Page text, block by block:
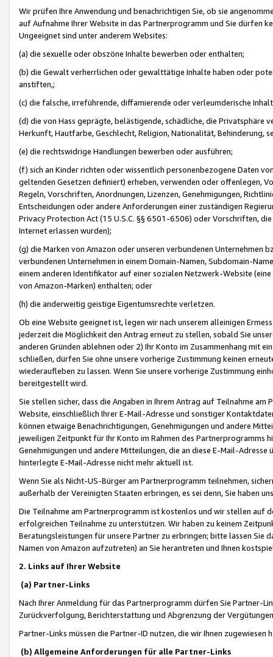
Wir prüfen Ihre Anwendung und benachrichtigen Sie, ob sie
auf Aufnahme Ihrer Website in das Partnerprogramm und Sie dürfen
Ungeeignet sind unter anderem Websites:
(a) die sexuelle oder obszöne Inhalte bewerben oder enthalten;
(b) die Gewalt verherrlichen oder gewalttätige Inhalte haben oder
anstiften,;
(c) die falsche, irreführende, diffamierende oder verleumderische
(d) die von Hass geprägte, belästigende, schädliche, die Privatsphäre
Herkunft, Hautfarbe, Geschlecht, Religion, Nationalität, Behinderung,
(e) die rechtswidrige Handlungen bewerben oder ausführen;
(f) sich an Kinder richten oder wissentlich personenbezogene Daten
geltenden Gesetzen definiert) erheben, verwenden oder offenlegen,
Regeln, Vorschriften, Anordnungen, Lizenzen, Genehmigungen,
Entscheidungen oder andere Anforderungen einer zuständigen
Privacy Protection Act (15 U.S.C. §§ 6501-6506) oder Vorschriften,
Internet erlassen wurden);
(g) die Marken von Amazon oder unseren verbundenen Unternehmen
verbundenen Unternehmen in einem Domain-Namen, Subdomain-
einem anderen Identifikator auf einer sozialen Netzwerk-Website
von Amazon-Marken) enthalten; oder
(h) die anderweitig geistige Eigentumsrechte verletzen.
Ob eine Website geeignet ist, legen wir nach unserem alleinigen
jederzeit die Möglichkeit den Antrag erneut zu stellen, sobald Sie
anderen Gründen ablehnen oder 2) Ihr Konto im Zusammenhang mit
schließen, dürfen Sie ohne unsere vorherige Zustimmung keinen
wiederaufleben zu lassen. Wenn Sie unsere vorherige Zustimmung
bereitgestellt wird.
Sie stellen sicher, dass die Angaben in Ihrem Antrag auf Teilnahme
Website, einschließlich Ihrer E-Mail-Adresse und sonstiger
können etwaige Benachrichtigungen, Genehmigungen und andere
jeweiligen Zeitpunkt für Ihr Konto im Rahmen des Partnerprogramms
Genehmigungen und andere Mitteilungen, die an diese E-Mail-
hinterlegte E-Mail-Adresse nicht mehr aktuell ist.
Wenn Sie als Nicht-US-Bürger am Partnerprogramm teilnehmen,
außerhalb der Vereinigten Staaten erbringen, es sei denn, Sie haben
Die Teilnahme am Partnerprogramm ist kostenlos und wir stellen auf
erfolgreichen Teilnahme zu unterstützen. Wir haben zu keinem
Beratungsleistungen für unsere Partner zu erbringen; bitte lassen Sie
Namen von Amazon aufzutreten) an Sie herantreten und Ihnen
2. Links auf Ihrer Website
(a) Partner-Links
Nach Ihrer Anmeldung für das Partnerprogramm dürfen Sie Partner-
Zurückverfolgung, Berichterstattung und Abgrenzung der
Partner-Links müssen die Partner-ID nutzen, die wir Ihnen zugewiesen
(b) Allgemeine Anforderungen für alle Partner-Links